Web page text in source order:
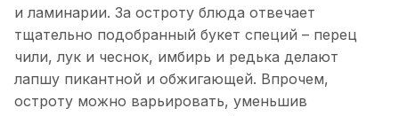
и ламинарии. За остроту блюда отвечает
тщательно подобранный букет специй – перец
чили, лук и чеснок, имбирь и редька делают
лапшу пикантной и обжигающей. Впрочем,
остроту можно варьировать, уменьшив